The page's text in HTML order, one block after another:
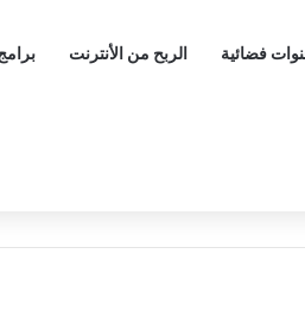
فضائية الربح من الأنترنت